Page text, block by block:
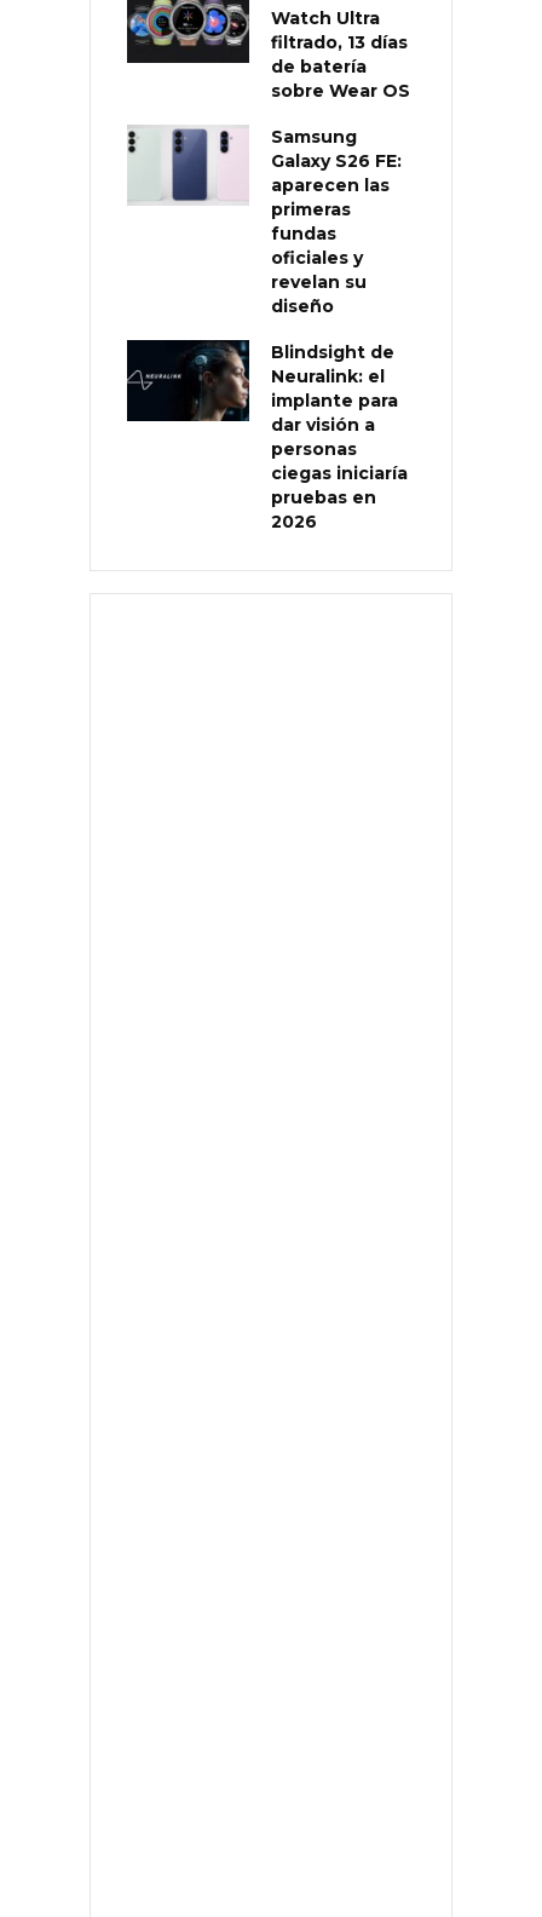
Watch Ultra
filtrado, 13 días
de batería
sobre Wear OS
Samsung
Galaxy S26 FE:
aparecen las
primeras
fundas
oficiales y
revelan su
diseño
Blindsight de
Neuralink: el
implante para
dar visión a
personas
ciegas iniciaría
pruebas en
2026